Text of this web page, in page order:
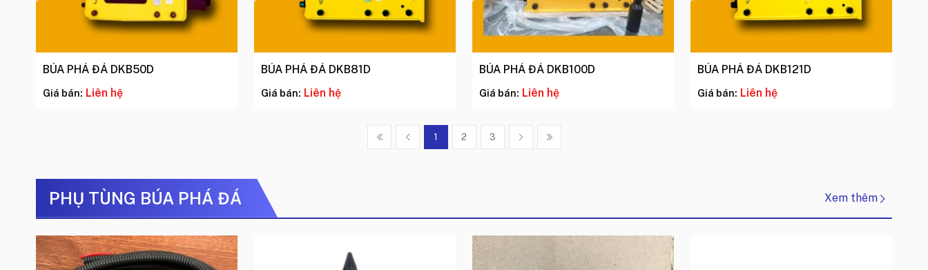
BÚA PHÁ ĐÁ DKB50D
Giá bán: Liên hệ
BÚA PHÁ ĐÁ DKB81D
Giá bán: Liên hệ
BÚA PHÁ ĐÁ DKB100D
Giá bán: Liên hệ
BÚA PHÁ ĐÁ DKB121D
Giá bán: Liên hệ
1 2 3
PHỤ TÙNG BÚA PHÁ ĐÁ Xem thêm